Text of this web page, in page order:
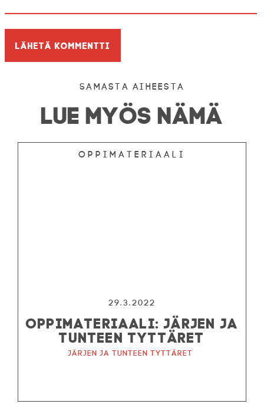
Samasta aiheesta
LUE MYÖS NÄMÄ
Oppimateriaali
29.3.2022
OPPIMATERIAALI: JÄRJEN JA
TUNTEEN TYTTÄRET
Järjen ja tunteen tyttäret